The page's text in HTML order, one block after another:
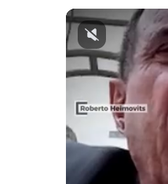
gestion.pe
Condiciones